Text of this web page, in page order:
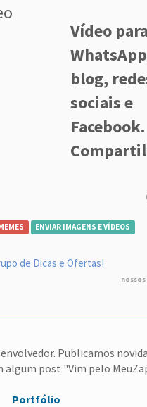
Vídeo para
blog,
sociais e
Facebook.
ENVIAR IMAGENS E VÍDEOS
de Dicas e Ofertas!
Publicamos
algum post "Vim pelo
Portfólio